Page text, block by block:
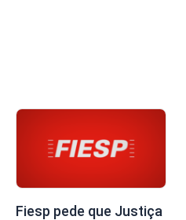
Fiesp pede que Justiça